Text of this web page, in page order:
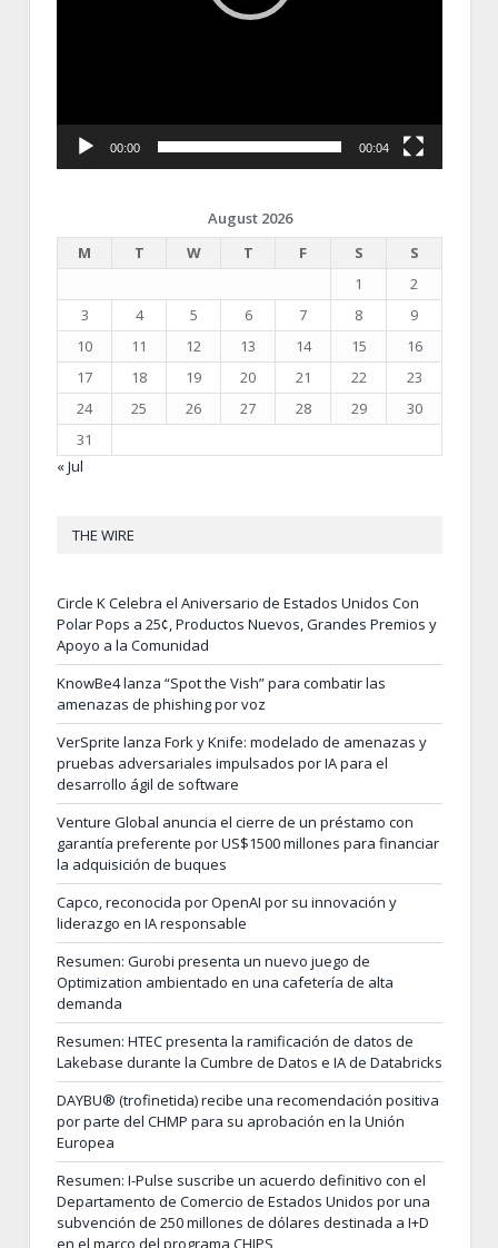
00:00 00:04
August 2026
M
T W T F S
S
1
2
3
4 5 6 7 8
9
10
11 12 13 14 15
16
17
18 19 20 21 22
23
24
25 26 27 28 29
30
31
« Jul
THE WIRE
Circle K Celebra el Aniversario de Estados Unidos Con
Polar Pops a 25¢, Productos Nuevos, Grandes Premios y
Apoyo a la Comunidad
KnowBe4 lanza “Spot the Vish” para combatir las
amenazas de phishing por voz
VerSprite lanza Fork y Knife: modelado de amenazas y
pruebas adversariales impulsados por IA para el
desarrollo ágil de software
Venture Global anuncia el cierre de un préstamo con
garantía preferente por US$1500 millones para financiar
la adquisición de buques
Capco, reconocida por OpenAI por su innovación y
liderazgo en IA responsable
Resumen: Gurobi presenta un nuevo juego de
Optimization ambientado en una cafetería de alta
demanda
Resumen: HTEC presenta la ramificación de datos de
Lakebase durante la Cumbre de Datos e IA de Databricks
DAYBU® (trofinetida) recibe una recomendación positiva
por parte del CHMP para su aprobación en la Unión
Europea
Resumen: I-Pulse suscribe un acuerdo definitivo con el
Departamento de Comercio de Estados Unidos por una
subvención de 250 millones de dólares destinada a I+D
en el marco del programa CHIPS